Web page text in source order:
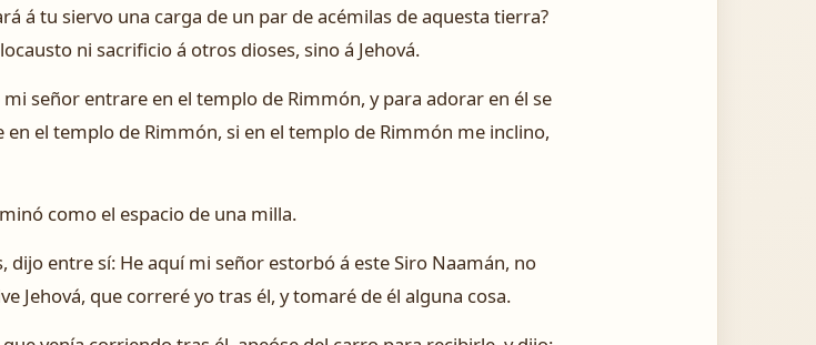
á tu siervo una carga de un par de acémilas de aquesta tierra?
ni sacrificio á otros dioses, sino á Jehová.
señor entrare en el templo de Rimmón, y para adorar en él se
el templo de Rimmón, si en el templo de Rimmón me inclino,
como el espacio de una milla.
dijo entre sí: He aquí mi señor estorbó á este Siro Naamán, no
Jehová, que correré yo tras él, y tomaré de él alguna cosa.